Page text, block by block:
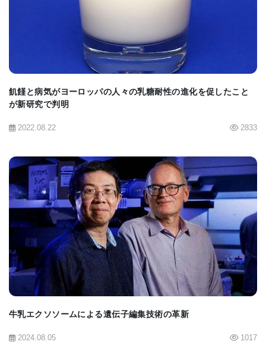
飢饉と病気がヨーロッパの人々の乳糖耐性の進化を促したこと
が新研究で判明
2022.08.22 2833
BIOMARKET JP
牛乳エクソソームによる遺伝子編集技術の革新
2024.08.05 1017